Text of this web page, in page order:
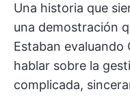
Una historia que
una demostración
Estaban evaluando
hablar sobre la
complicada,